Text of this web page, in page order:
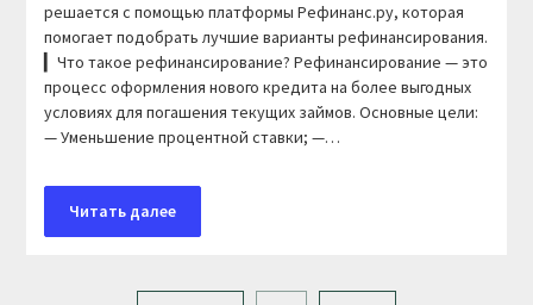
решается с помощью платформы Рефинанс.ру, которая
помогает подобрать лучшие варианты рефинансирования.
▎Что такое рефинансирование? Рефинансирование — это
процесс оформления нового кредита на более выгодных
условиях для погашения текущих займов. Основные цели:
— Уменьшение процентной ставки; —…
Читать далее